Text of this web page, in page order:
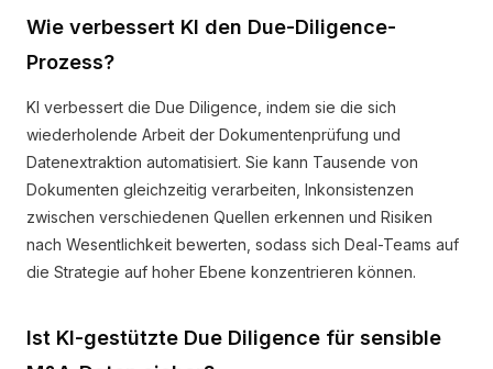
Wie verbessert KI den Due-Diligence-
Prozess?
KI verbessert die Due Diligence, indem sie die sich
wiederholende Arbeit der Dokumentenprüfung und
Datenextraktion automatisiert. Sie kann Tausende von
Dokumenten gleichzeitig verarbeiten, Inkonsistenzen
zwischen verschiedenen Quellen erkennen und Risiken
nach Wesentlichkeit bewerten, sodass sich Deal-Teams auf
die Strategie auf hoher Ebene konzentrieren können.
Ist KI-gestützte Due Diligence für sensible